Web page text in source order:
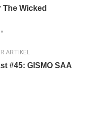
The Wicked
ARTIKEL
#45: GISMO SAA